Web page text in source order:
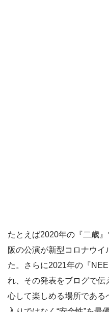
たとえば2020年の『二歳
阪の公演が新型コロナウ
た。さらに2021年の『
れ、その発表をブログで
心して楽しめる場所である